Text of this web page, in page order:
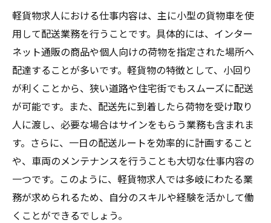
軽貨物求人における仕事内容は、主に小型の貨物車を使
用して配送業務を行うことです。具体的には、インター
ネット通販の商品や個人向けの荷物を指定された場所へ
配達することが多いです。軽貨物の特徴として、小回り
が利くことから、狭い道路や住宅街でもスムーズに配送
が可能です。また、配送先に到着したら荷物を受け取り
人に渡し、必要な場合はサインをもらう業務も含まれま
す。さらに、一日の配送ルートを効率的に計画すること
や、車両のメンテナンスを行うことも大切な仕事内容の
一つです。このように、軽貨物求人では多岐にわたる業
務が求められるため、自分のスキルや経験を活かして働
くことができるでしょう。